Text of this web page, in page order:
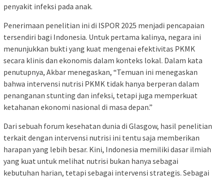
penyakit infeksi pada anak.
Penerimaan penelitian ini di ISPOR 2025 menjadi pencapaian
tersendiri bagi Indonesia. Untuk pertama kalinya, negara ini
menunjukkan bukti yang kuat mengenai efektivitas PKMK
secara klinis dan ekonomis dalam konteks lokal. Dalam kata
penutupnya, Akbar menegaskan, “Temuan ini menegaskan
bahwa intervensi nutrisi PKMK tidak hanya berperan dalam
penanganan stunting dan infeksi, tetapi juga memperkuat
ketahanan ekonomi nasional di masa depan.”
Dari sebuah forum kesehatan dunia di Glasgow, hasil penelitian
terkait dengan intervensi nutrisi ini tentu saja memberikan
harapan yang lebih besar. Kini, Indonesia memiliki dasar ilmiah
yang kuat untuk melihat nutrisi bukan hanya sebagai
kebutuhan harian, tetapi sebagai intervensi strategis. Sebagai